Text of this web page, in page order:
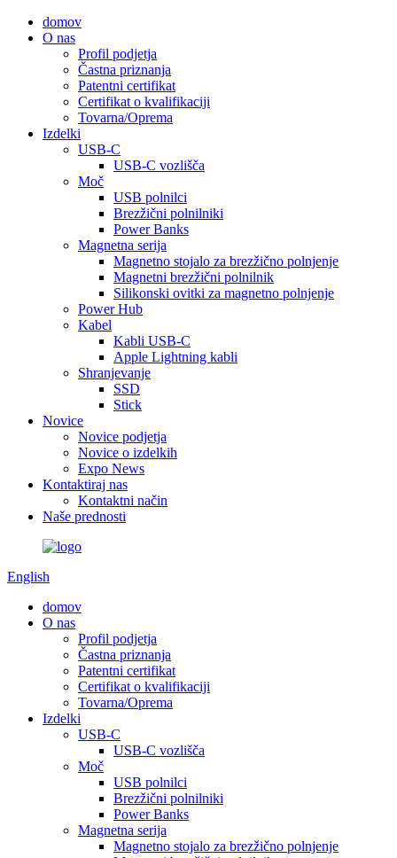
domov
O nas
Profil podjetja
Častna priznanja
Patentni certifikat
Certifikat o kvalifikaciji
Tovarna/Oprema
Izdelki
USB-C
USB-C vozlišča
Moč
USB polnilci
Brezžični polnilniki
Power Banks
Magnetna serija
Magnetno stojalo za brezžično polnjenje
Magnetni brezžični polnilnik
Silikonski ovitki za magnetno polnjenje
Power Hub
Kabel
Kabli USB-C
Apple Lightning kabli
Shranjevanje
SSD
Stick
Novice
Novice podjetja
Novice o izdelkih
Expo News
Kontaktiraj nas
Kontaktni način
Naše prednosti
English
domov
O nas
Profil podjetja
Častna priznanja
Patentni certifikat
Certifikat o kvalifikaciji
Tovarna/Oprema
Izdelki
USB-C
USB-C vozlišča
Moč
USB polnilci
Brezžični polnilniki
Power Banks
Magnetna serija
Magnetno stojalo za brezžično polnjenje